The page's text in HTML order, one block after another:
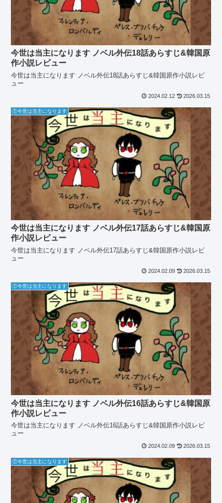
今世は当主になります ノベル外伝18話あらすじ&韓国原
作小説レビュー
今世は当主になります ノベル外伝18話あらすじ&韓国原作小説レビ
ュー
2024.02.12 2026.03.15
①今世は当主になります
今世は当主になります ノベル外伝17話あらすじ&韓国原
作小説レビュー
今世は当主になります ノベル外伝17話あらすじ&韓国原作小説レビ
ュー
2024.02.09 2026.03.15
①今世は当主になります
今世は当主になります ノベル外伝16話あらすじ&韓国原
作小説レビュー
今世は当主になります ノベル外伝16話あらすじ&韓国原作小説レビ
ュー
2024.02.09 2026.03.15
①今世は当主になります